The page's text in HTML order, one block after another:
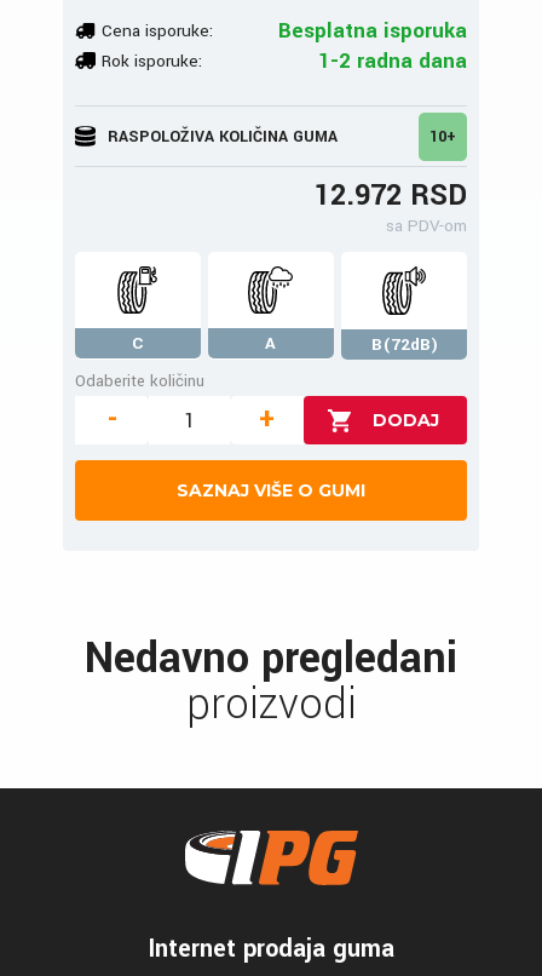
Cena isporuke: Besplatna isporuka
Rok isporuke: 1-2 radna dana
RASPOLOŽIVA KOLIČINA GUMA 10+
12.972 RSD
sa PDV-om
C A
B(72dB)
Odaberite količinu
- +
SAZNAJ VIŠE O GUMI
Nedavno pregledani
proizvodi
Internet prodaja guma